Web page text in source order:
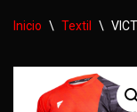
Inicio \ Textil \